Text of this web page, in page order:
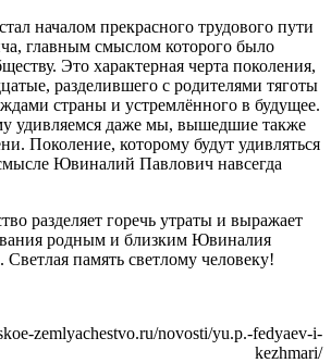
началом прекрасного трудового пути
главным смыслом которого было
Это характерная черта поколения,
разделившего с родителями тяготы
страны и устремлённого в будущее.
удивляемся даже мы, вышедшие также
Поколение, которому будут удивляться
Ювиналий Павлович навсегда
разделяет горечь утраты и выражает
родным и близким Ювиналия
память светлому человеку!
zemlyachestvo.ru/novosti/yu.p.-fedyaev-i-
kezhmari/